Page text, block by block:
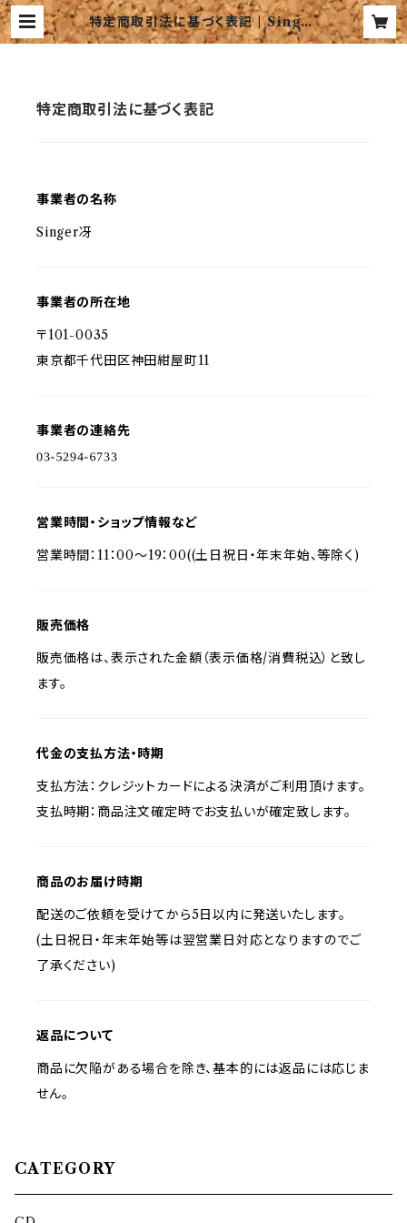
特定商取引法に基づく表記 | Singer
Sae
特定商取引法に基づく表記
事業者の名称
Singer冴
事業者の所在地
〒101-0035
東京都千代田区神田紺屋町11
事業者の連絡先
営業時間・ショップ情報など
営業時間：11：00～19：00((土日祝日・年末年始、等除く)
販売価格
販売価格は、表示された金額（表示価格/消費税込）と致し
ます。
代金の支払方法・時期
支払方法：クレジットカードによる決済がご利用頂けます。
支払時期：商品注文確定時でお支払いが確定致します。
商品のお届け時期
配送のご依頼を受けてから5日以内に発送いたします。
(土日祝日・年末年始等は翌営業日対応となりますのでご
了承ください)
返品について
商品に欠陥がある場合を除き、基本的には返品には応じま
せん。
CATEGORY